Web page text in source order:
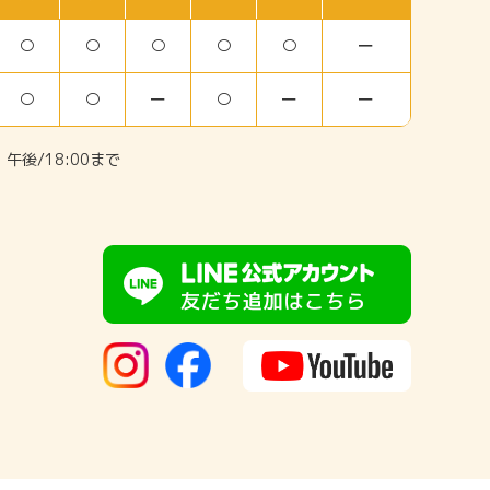
○ ○ ○ ○ ○ ー
○ ○ ー ○ ー ー
午後/18:00まで